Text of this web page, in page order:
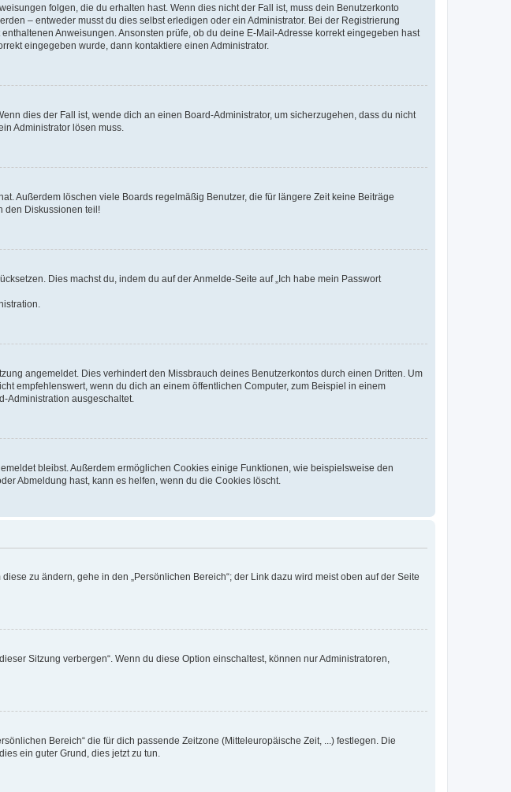
folgen, die du erhalten hast. Wenn dies nicht der Fall ist, muss dein Benutzerkonto
– entweder musst du dies selbst erledigen oder ein Administrator. Bei der Registrierung
Anweisungen. Ansonsten prüfe, ob du deine E-Mail-Adresse korrekt eingegeben hast
eingegeben wurde, dann kontaktiere einen Administrator.
dies der Fall ist, wende dich an einen Board-Administrator, um sicherzugehen, dass du nicht
Administrator lösen muss.
Außerdem löschen viele Boards regelmäßig Benutzer, die für längere Zeit keine Beiträge
den Diskussionen teil!
Dies machst du, indem du auf der Anmelde-Seite auf „Ich habe mein Passwort
angemeldet. Dies verhindert den Missbrauch deines Benutzerkontos durch einen Dritten. Um
empfehlenswert, wenn du dich an einem öffentlichen Computer, zum Beispiel in einem
Administration ausgeschaltet.
bleibst. Außerdem ermöglichen Cookies einige Funktionen, wie beispielsweise den
Abmeldung hast, kann es helfen, wenn du die Cookies löscht.
zu ändern, gehe in den „Persönlichen Bereich“; der Link dazu wird meist oben auf der Seite
Sitzung verbergen“. Wenn du diese Option einschaltest, können nur Administratoren,
Bereich“ die für dich passende Zeitzone (Mitteleuropäische Zeit, ...) festlegen. Die
ein guter Grund, dies jetzt zu tun.